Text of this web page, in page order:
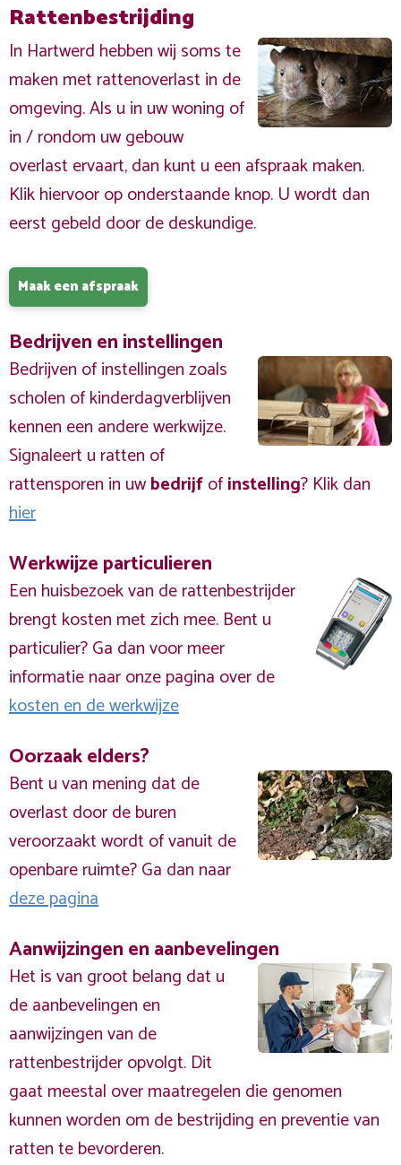
Rattenbestrijding
In Hartwerd hebben wij soms te
maken met rattenoverlast in de
omgeving. Als u in uw woning of
in / rondom uw gebouw
overlast ervaart, dan kunt u een afspraak maken.
Klik hiervoor op onderstaande knop. U wordt dan
eerst gebeld door de deskundige.
Maak een afspraak
Bedrijven en instellingen
Bedrijven of instellingen zoals
scholen of kinderdagverblijven
kennen een andere werkwijze.
Signaleert u ratten of
rattensporen in uwbedrijfofinstelling? Klik dan
hier
Werkwijze particulieren
Een huisbezoek van de rattenbestrijder
brengt kosten met zich mee. Bent u
particulier? Ga dan voor meer
informatie naar onze pagina over de
kosten en de werkwijze
Oorzaak elders?
Bent u van mening dat de
overlast door de buren
veroorzaakt wordt of vanuit de
openbare ruimte? Ga dan naar
deze pagina
Aanwijzingen en aanbevelingen
Het is van groot belang dat u
de aanbevelingen en
aanwijzingen van de
rattenbestrijder opvolgt. Dit
gaat meestal over maatregelen die genomen
kunnen worden om de bestrijding en preventie van
ratten te bevorderen.